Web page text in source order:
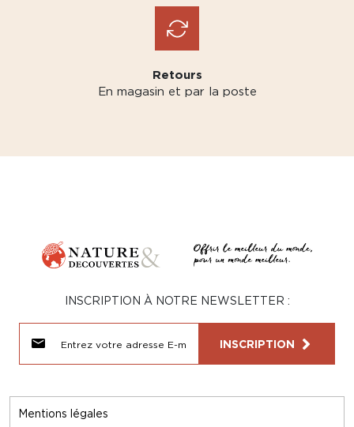
Retours
En magasin et par la poste
Mentions légales
INSCRIPTION À NOTRE NEWSLETTER :
INSCRIPTION